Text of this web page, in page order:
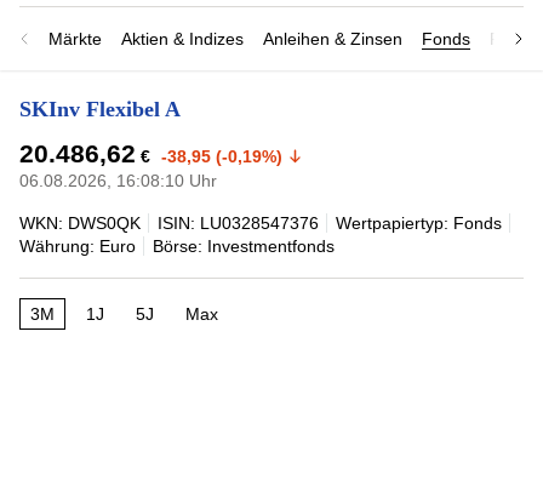
Märkte Aktien & Indizes Anleihen & Zinsen Fonds
SKInv Flexibel A
20.486,62 € -38,95 (-0,19%)
06.08.2026, 16:08:10 Uhr
WKN: DWS0QK ISIN: LU0328547376
Wertpapiertyp: Fonds
Währung: Euro
Börse: Investmentfonds
3M 1J 5J Max